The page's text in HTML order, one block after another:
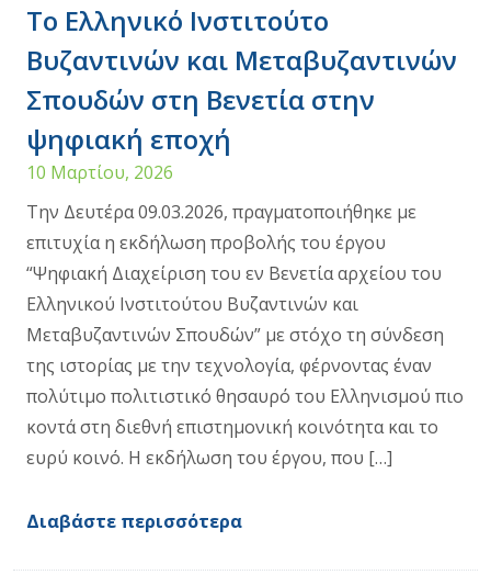
Το Ελληνικό Ινστιτούτο
Βυζαντινών και Μεταβυζαντινών
Σπουδών στη Βενετία στην
ψηφιακή εποχή
10 Μαρτίου, 2026
Την Δευτέρα 09.03.2026, πραγματοποιήθηκε με
επιτυχία η εκδήλωση προβολής του έργου
“Ψηφιακή Διαχείριση του εν Βενετία αρχείου του
Ελληνικού Ινστιτούτου Βυζαντινών και
Μεταβυζαντινών Σπουδών” με στόχο τη σύνδεση
της ιστορίας με την τεχνολογία, φέρνοντας έναν
πολύτιμο πολιτιστικό θησαυρό του Ελληνισμού πιο
κοντά στη διεθνή επιστημονική κοινότητα και το
ευρύ κοινό. Η εκδήλωση του έργου, που […]
Διαβάστε περισσότερα